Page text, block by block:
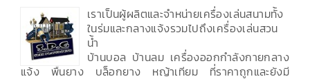
เราเป็นผู้ผลิตและจำหน่ายเครื่องเล่นสนามทั้ง
ในร่มและกลางแจ้งรวมไปถึงเครื่องเล่นสวน
น้ำ
บ้านบอล บ้านลม เครื่องออกกำลังกายกลาง
แจ้ง พื้นยาง บล็อกยาง หญ้าเทียม ที่ราคาถูกและยังมี